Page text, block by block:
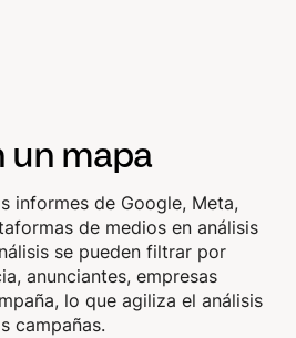
un mapa
informes de Google, Meta,
de medios en análisis
se pueden filtrar por
anunciantes, empresas
lo que agiliza el análisis
campañas.